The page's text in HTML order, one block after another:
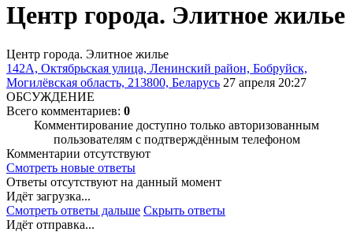
Центр города. Элитное жилье
Центр города. Элитное жилье
142А, Октябрьская улица, Ленинский район, Бобруйск,
Могилёвская область, 213800, Беларусь 27 апреля 20:27
ОБСУЖДЕНИЕ
Всего комментариев: 0
Комментирование доступно только авторизованным
пользователям с подтверждённым телефоном
Комментарии отсутствуют
Смотреть новые ответы
Ответы отсутствуют на данный момент
Идёт загрузка...
Смотреть ответы дальше Скрыть ответы
Идёт отправка...